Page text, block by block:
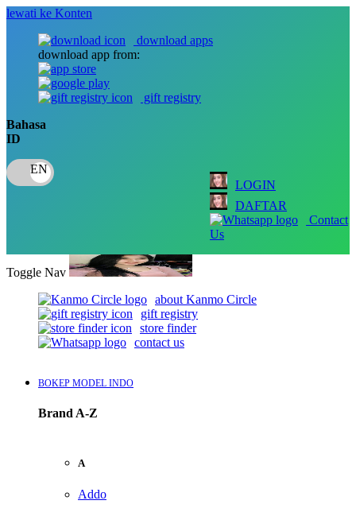
lewati ke Konten
download apps
download app from:
gift registry
Bahasa
ID
LOGIN
DAFTAR
Contact
Us
Toggle Nav
about Kanmo Circle
gift registry
store finder
contact us
BOKEP MODEL INDO
Brand A-Z
A
Addo